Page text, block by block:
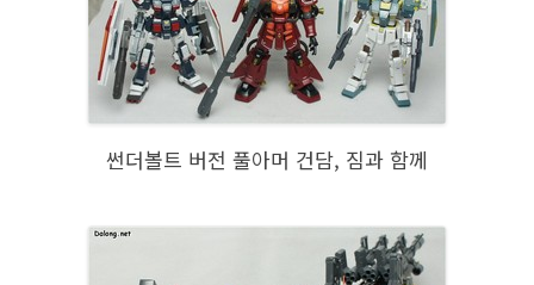
썬더볼트 버전 풀아머 건담, 짐과 함께